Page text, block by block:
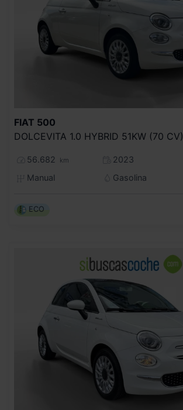
FIAT 500
DOLCEVITA 1.0 HYBRID 51KW (70 CV)
56.682 km
2023
Manual
Gasolina
ECO